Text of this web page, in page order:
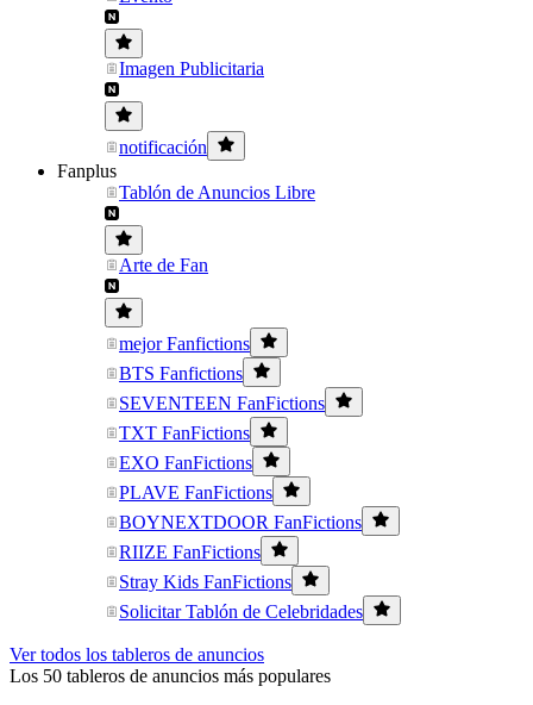
Imagen Publicitaria
notificación
Fanplus
Tablón de Anuncios Libre
Arte de Fan
mejor Fanfictions
BTS Fanfictions
SEVENTEEN FanFictions
TXT FanFictions
EXO FanFictions
PLAVE FanFictions
BOYNEXTDOOR FanFictions
RIIZE FanFictions
Stray Kids FanFictions
Solicitar Tablón de Celebridades
Ver todos los tableros de anuncios
Los 50 tableros de anuncios más populares